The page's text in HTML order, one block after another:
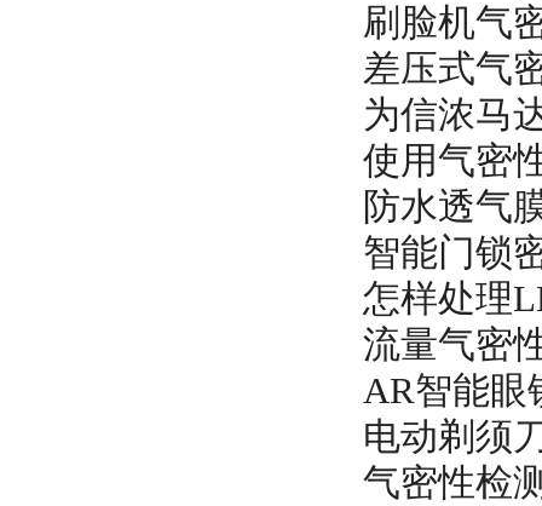
刷脸机气
差压式气
为信浓马
使用气密
防水透气
智能门锁
怎样处理
流量气密
AR智能眼
电动剃须
气密性检